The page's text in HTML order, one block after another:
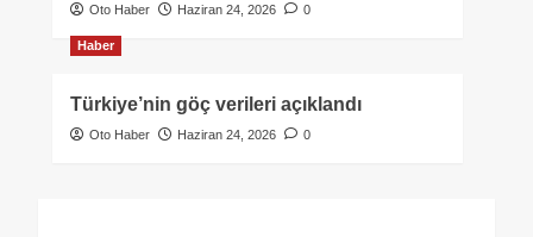
Oto Haber Haziran 24, 2026 0
Haber
Türkiye’nin göç verileri açıklandı
Oto Haber Haziran 24, 2026 0